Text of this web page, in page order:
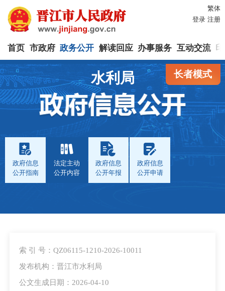
繁体
登录 注册
首页 市政府 政务公开 解读回应 办事服务 互动交流
长者模式
水利局
政府信息
公开指南
法定主动
公开内容
政府信息
公开年报
政府信息
公开申请
索 引 号：QZ06115-1210-2026-10011
发布机构：晋江市水利局
公文生成日期：2026-04-10